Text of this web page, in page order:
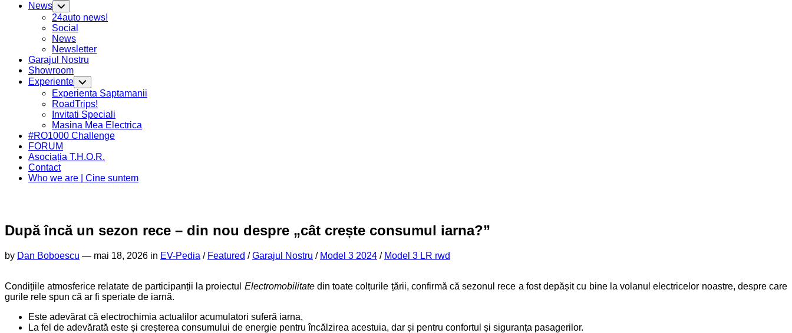
News Toggle
Child
Menu
24auto news!
Social
News
Newsletter
Current
Page
Parent
Garajul Nostru
Showroom
Experiente Toggle
Child
Menu
Experienta Saptamanii
RoadTrips!
Invitati Speciali
Masina Mea Electrica
#RO1000 Challenge
FORUM
Asociația T.H.O.R.
Contact
Who we are | Cine suntem
După încă un sezon rece – din nou despre „cât crește consumul iarna?”
by Dan Boboescu — mai 18, 2026 in EV-Pedia / Featured /Garajul Nostru / Model 3 2024 / Model 3 LR rwd
Condițiile atmosferice relatate de participanții la proiectul Electromobilitatedin toate colțurile țării, confirmă că sezonul rece a fost depășit cu bine la volanul electricelor noastre, despre care
gurile rele spun că ar fi speriate de iarnă.
Este adevărat că electrochimia actualilor acumulatori suferă iarna,
La fel de adevărată este și creșterea consumului de energie pentru încălzirea acestuia, dar și pentru confortul și siguranța pasagerilor.